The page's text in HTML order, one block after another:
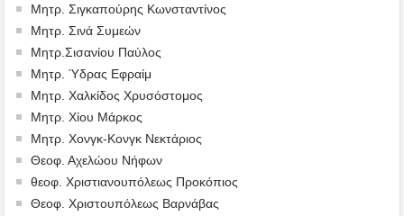
Μητρ. Σιγκαπούρης Κωνσταντίνος
Μητρ. Σινά Συμεών
Μητρ.Σισανίου Παύλος
Μητρ. Ύδρας Εφραίμ
Μητρ. Χαλκίδος Χρυσόστομος
Μητρ. Χίου Μάρκος
Μητρ. Χονγκ-Κονγκ Νεκτάριος
Θεοφ. Αχελώου Νήφων
θεοφ. Χριστιανουπόλεως Προκόπιος
Θεοφ. Χριστουπόλεως Βαρνάβας